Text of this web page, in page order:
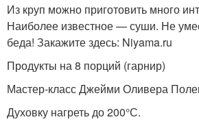
Из круп можно приготовить много
Наиболее известное — суши. Не
беда! Закажите здесь: Niyama.ru
Продукты на 8 порций (гарнир)
Мастер-класс Джейми Оливера
Духовку нагреть до 200°С.